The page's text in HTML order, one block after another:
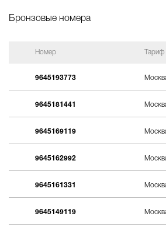
Бронзовые номера
Номер Тариф
9645193773
9645181441
9645169119
9645162992
9645161331
9645149119